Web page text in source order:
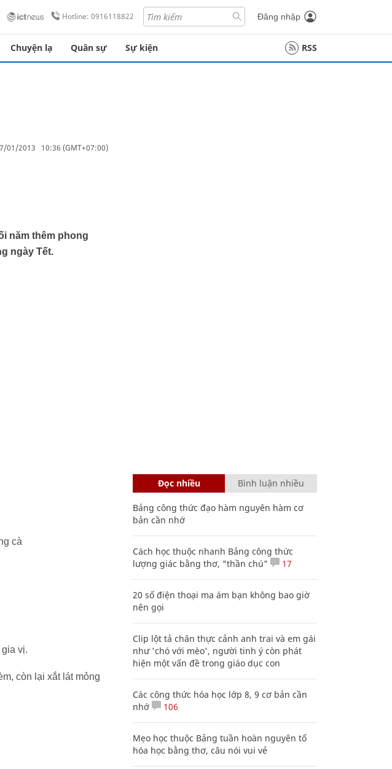
Hotline: 0916118822 Đăng nhập
Chuyện lạ Quân sự Sự kiện RSS
01/2013 10:36 (GMT+07:00)
năm thêm phong
ngày Tết.
cà
vị.
còn lại xắt lát mỏng
Đọc nhiều Bình luận nhiều
Bảng công thức đạo hàm nguyên hàm cơ
bản cần nhớ
Cách học thuộc nhanh Bảng công thức
lượng giác bằng thơ, "thần chú"
17
20 số điện thoại ma ám bạn không bao giờ
nên gọi
Clip lột tả chân thực cảnh anh trai và em gái
như 'chó với mèo', người tinh ý còn phát
hiện một vấn đề trong giáo dục con
Các công thức hóa học lớp 8, 9 cơ bản cần
nhớ
106
Mẹo học thuộc Bảng tuần hoàn nguyên tố
hóa học bằng thơ, câu nói vui vẻ